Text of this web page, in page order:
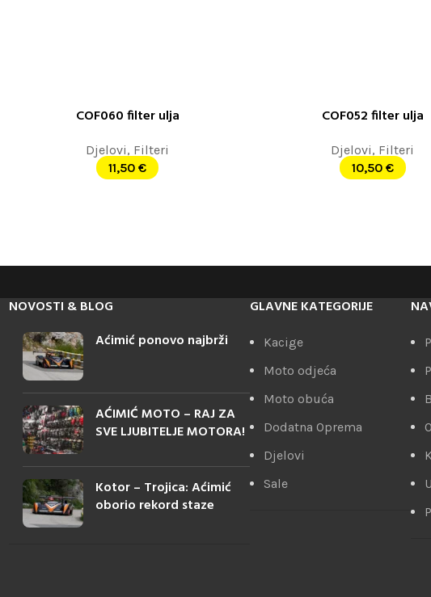
DODAJ U KORPUCOF060 filter ulja
Djelovi, Filteri
11,50 €
DODAJ U KORPUCOF052 filter ulja
Djelovi, Filteri
10,50 €
NOVOSTI & BLOG
Aćimić ponovo najbrži
AĆIMIĆ MOTO – RAJ ZA
SVE LJUBITELJE MOTORA!
Kotor – Trojica: Aćimić
oborio rekord staze
GLAVNE KATEGORIJE
Kacige
Moto odjeća
Moto obuća
Dodatna Oprema
Djelovi
Sale